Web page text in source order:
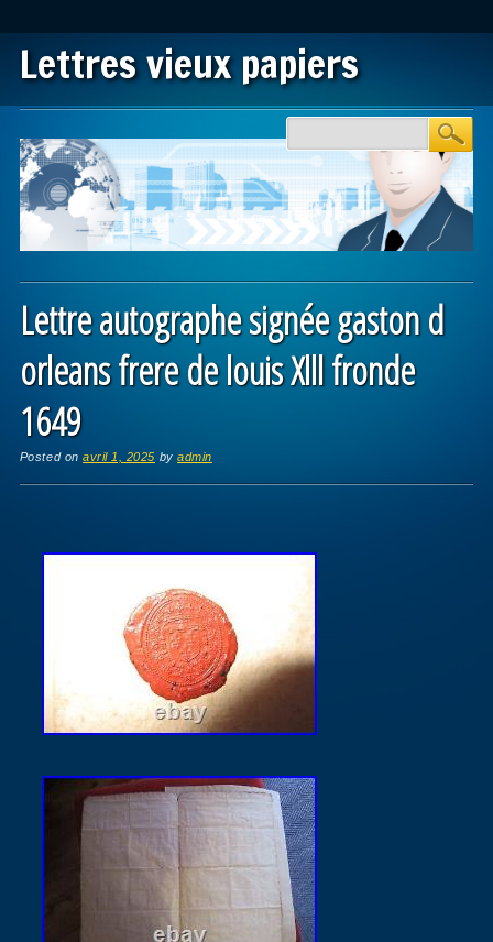
Lettres vieux papiers
Main menu
Lettre autographe signée gaston d
orleans frere de louis Xlll fronde
1649
Posted onavril 1, 2025 byadmin